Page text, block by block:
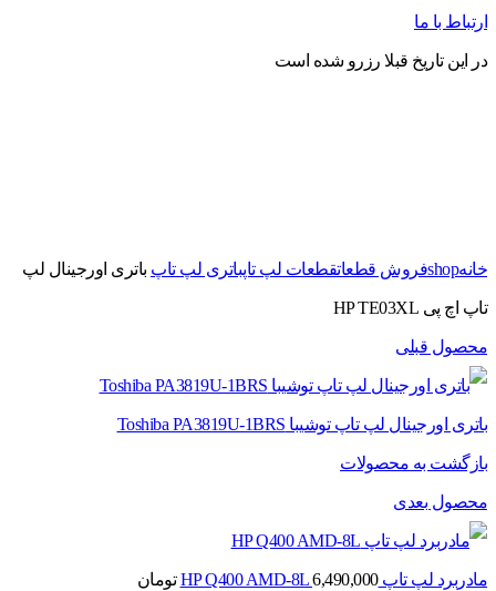
ارتباط با ما
در این تاریخ قبلا رزرو شده است
خانهshopفروش قطعاتقطعات لپ تاپباتری لپ تاپ باتری اورجینال لپ
تاپ اچ پی HP TE03XL
محصول قبلی
باتری اورجینال لپ تاپ توشیبا Toshiba PA3819U-1BRS
بازگشت به محصولات
محصول بعدی
مادربرد لپ تاپ HP Q400 AMD-8L6,490,000 تومان